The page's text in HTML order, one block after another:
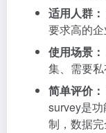
适用人群：
要求高的企
使用场景：
集、需要
简单评价：
survey是
制，数据完